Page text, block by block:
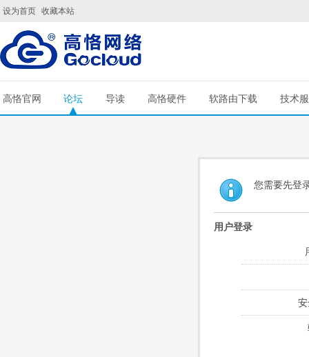
设为首页 收藏本站
高恪官网 论坛 导读 高恪硬件 软路由下载 技术
您需要先登
用户登录